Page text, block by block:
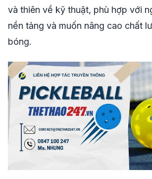
và thiên về kỹ thuật, phù hợp với
nền tảng và muốn nâng cao chất
bóng.